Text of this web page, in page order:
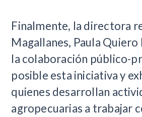
Finalmente, la directora
Magallanes, Paula
la colaboración público-
posible esta iniciativa y
quienes desarrollan
agropecuarias a trabajar